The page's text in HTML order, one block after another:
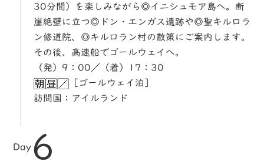
30分間）を楽しみながら◎イニシュモア島へ。断
崖絶壁に立つ◎ドン・エンガス遺跡や◎聖キルロラ
ン修道院、◎キルロラン村の散策にご案内します。
その後、高速船でゴールウェイへ。
（発）9：00／（着）17：30
［ゴールウェイ泊］
訪問国：アイルランド
Day 6